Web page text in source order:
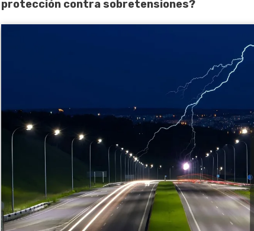
protección contra sobretensiones?